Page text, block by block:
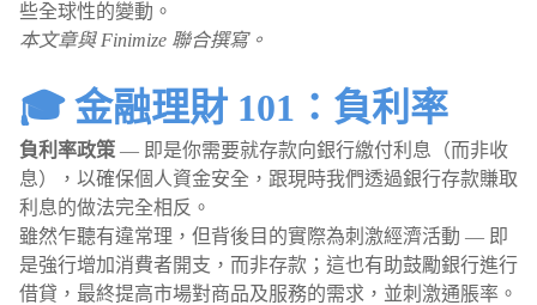
些全球性的變動。
本文章與 Finimize 聯合撰寫。
🎓 金融理財 101：負利率
負利率政策 — 即是你需要就存款向銀行繳付利息（而非收
息），以確保個人資金安全，跟現時我們透過銀行存款賺取
利息的做法完全相反。
雖然乍聽有違常理，但背後目的實際為刺激經濟活動 — 即
是強行增加消費者開支，而非存款；這也有助鼓勵銀行進行
借貸，最終提高市場對商品及服務的需求，並刺激通脹率。